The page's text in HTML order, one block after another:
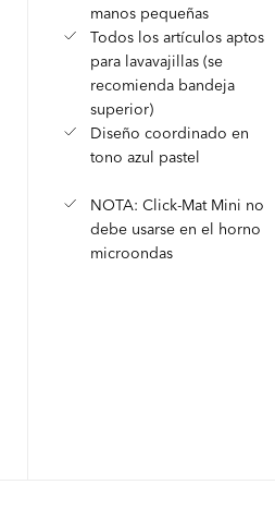
manos pequeñas
Todos los artículos aptos
para lavavajillas (se
recomienda bandeja
superior)
Diseño coordinado en
tono azul pastel
NOTA: Click-Mat Mini no
debe usarse en el horno
microondas